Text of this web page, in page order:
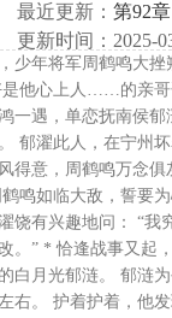
最近更新： 第92
更新时间：2025-
少年将军周鹤鸣大挫
他心上人……的亲哥
一遇，单恋抚南侯
郁濯此人，在宁州
得意，周鹤鸣万念
鸣如临大敌，誓要
饶有兴趣地问： “我
。” * 恰逢战事又起
白月光郁涟。 郁涟
右。 护着护着，他